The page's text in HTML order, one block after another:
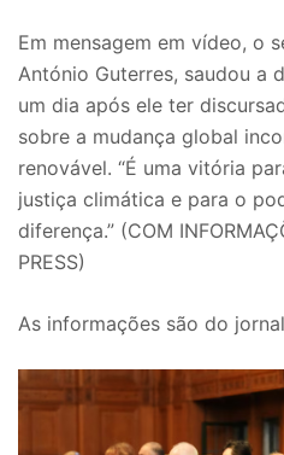
Em mensagem em vídeo, o
António Guterres, saudou a
um dia após ele ter
sobre a mudança global
renovável. “É uma vitória
justiça climática e para o
diferença.” (COM
PRESS)
As informações são do